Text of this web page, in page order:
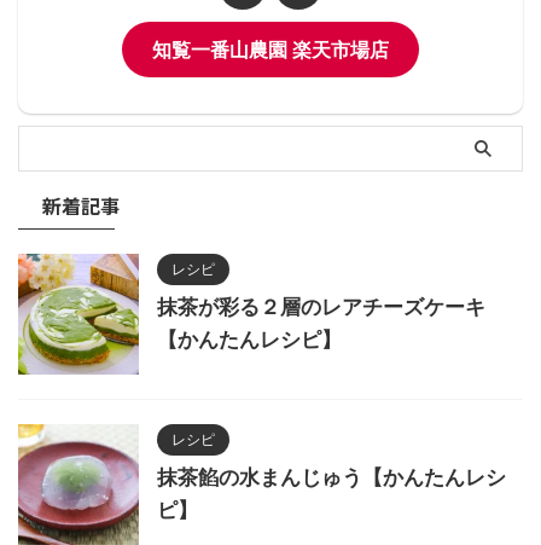
知覧一番山農園 楽天市場店
新着記事
レシピ
抹茶が彩る２層のレアチーズケーキ
【かんたんレシピ】
レシピ
抹茶餡の水まんじゅう【かんたんレシ
ピ】